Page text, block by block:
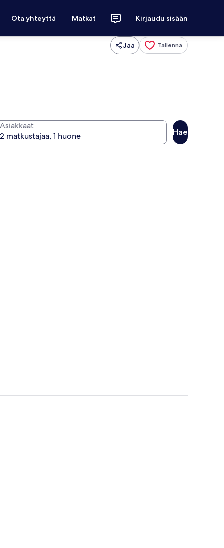
Ota yhteyttä Matkat Kirjaudu sisään
Jaa Tallenna
Asiakkaat
Hae